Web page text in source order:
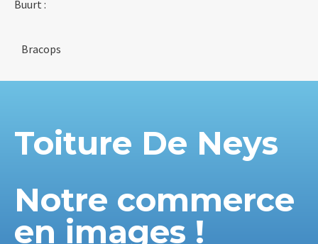
Buurt :
Bracops
Toiture De Neys
Notre commerce
en images !